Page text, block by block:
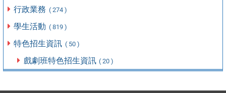
行政業務 ( 274 )
學生活動 ( 819 )
特色招生資訊 ( 50 )
戲劇班特色招生資訊 ( 20 )